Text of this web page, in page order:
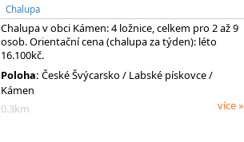
Chalupa
Chalupa v obci Kámen: 4 ložnice, celkem pro 2 až 9
osob. Orientační cena (chalupa za týden): léto
16.100kč.
Poloha: České Švýcarsko / Labské pískovce/
Kámen
0.3km
více »